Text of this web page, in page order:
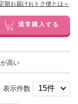
期お届けおトク便とは＞
通常購入する
高い
表示件数